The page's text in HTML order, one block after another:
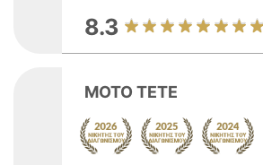
8.3
MOTO TETE